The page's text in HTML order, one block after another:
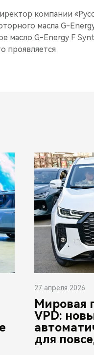
компании
масла G-
масло G-Energy F
проявляется
27 апреля 2026
Мировая
VPD:
для